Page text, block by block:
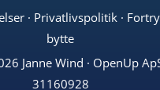
· Privatlivspolitik ·
bytte
Janne Wind · OpenUp
31160928